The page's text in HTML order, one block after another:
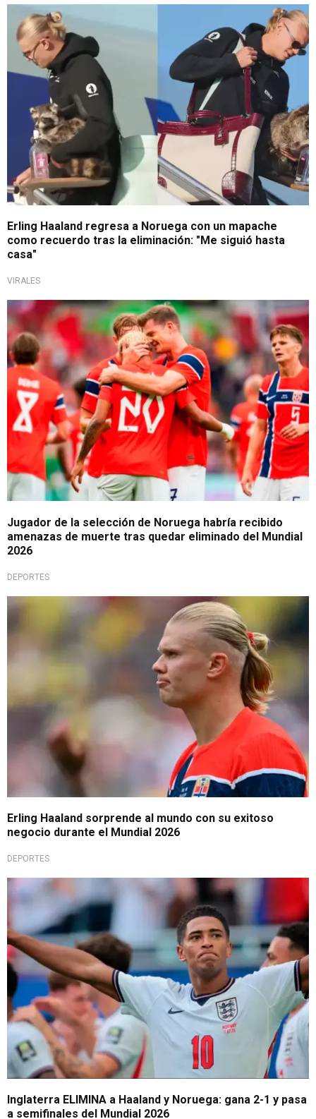
Regreso insólito
Erling Haaland regresa a Noruega con un mapache
como recuerdo tras la eliminación: "Me siguió hasta
casa"
VIRALES
Siguen las polémicas
Jugador de la selección de Noruega habría recibido
amenazas de muerte tras quedar eliminado del Mundial
2026
DEPORTES
Erling Haaland sorprende al mundo con su exitoso
negocio durante el Mundial 2026
DEPORTES
Lucha por semifinal
Inglaterra ELIMINA a Haaland y Noruega: gana 2-1 y pasa
a semifinales del Mundial 2026